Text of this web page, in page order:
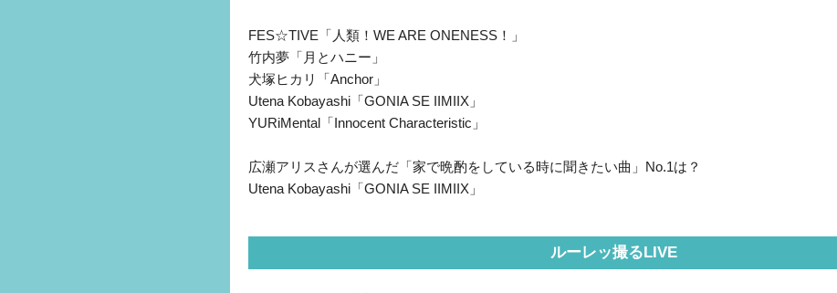
FES☆TIVE「人類！WE ARE ONENESS！」
竹内夢「月とハニー」
犬塚ヒカリ「Anchor」
Utena Kobayashi「GONIA SE IIMIIX」
YURiMental「Innocent Characteristic」
広瀬アリスさんが選んだ「家で晩酌をしている時に聞きたい曲」No.1は？
Utena Kobayashi「GONIA SE IIMIIX」
ルーレッ撮るLIVE